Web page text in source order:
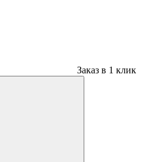
Заказ в 1 клик